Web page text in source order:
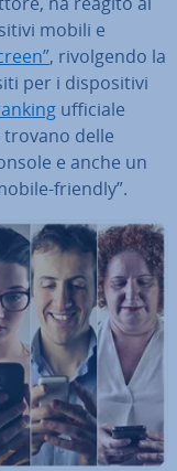
mobili e
, ri­vol­gen­do la
per i di­spo­si­ti­vi
ufficiale
trovano delle
e anche un
friendly”.